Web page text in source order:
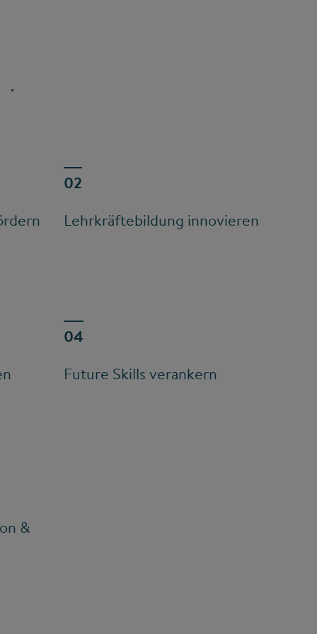
Lehrkräftebildung innovieren
Future Skills verankern
&